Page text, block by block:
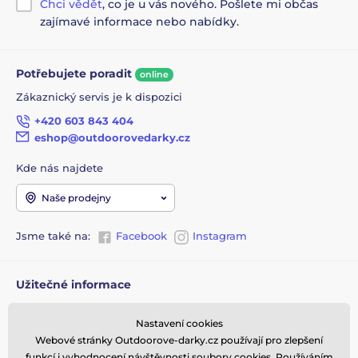
Balení: Bavlněný pytlík nebo pouzdro na praky
Ideální pro:
Kempování a outdoor survival
Pro prak je vhodné využití náhradních gum max. pro
90 mm, hmotnost praku: 207 g
Návod na praky a příslušenství
Chci vědět, co je u vás nového. Pošlete mi občas
zajímavé informace nebo nabídky.
Potřebujete poradit online
Zákaznický servis je k dispozici
+420 603 843 404
eshop@outdoorovedarky.cz
Kde nás najdete
Naše prodejny
Jsme také na: Facebook Instagram
Užitečné informace
Doprava zboží z eshopu k
vám
Nastavení cookies
Webové stránky Outdoorove-darky.cz používají pro zlepšení